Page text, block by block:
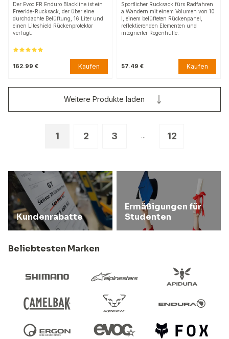
Der Evoc FR Enduro Blackline ist ein
Freeride-Rucksack, der über eine
durchdachte Belüftung, 16 Liter und
einen Liteshield Rückenprotektor
verfügt.
162.99 € Kaufen
Sportlicher Rucksack fürs Radfahren
a Wandern mit einem Volumen von 10
l, einem belüfteten Rückenpanel,
reflektierenden Elementen und
integrierter Regenhülle.
57.49 € Kaufen
1 2 3 ... 12
Weitere Produkte laden
Kundenrabatte
Ermäßigungen für
Studenten
Beliebtesten Marken